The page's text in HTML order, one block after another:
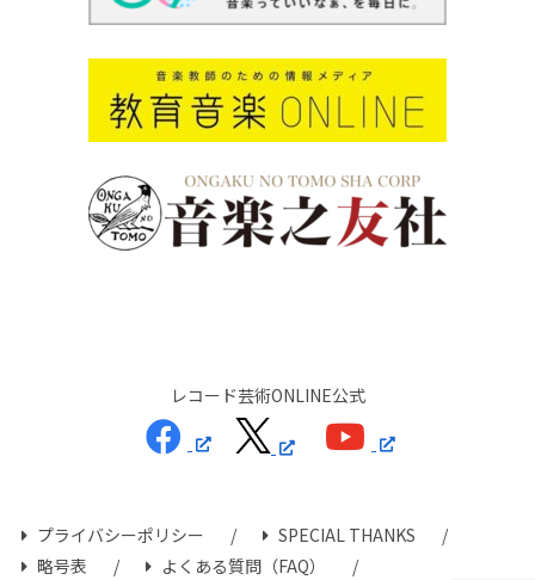
レコード芸術ONLINE公式
プライバシーポリシー
SPECIAL THANKS
略号表
よくある質問（FAQ）